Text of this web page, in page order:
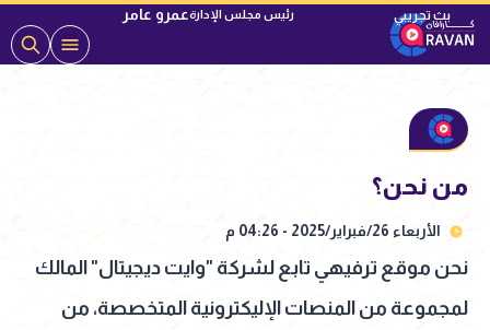
رئيس مجلس الإدارةعمرو عامر
من نحن؟
الأربعاء 26/فبراير/2025 - 04:26 م
نحن موقع ترفيهي تابع لشركة "وايت ديجيتال" المالك
لمجموعة من المنصات الإليكترونية المتخصصة، من